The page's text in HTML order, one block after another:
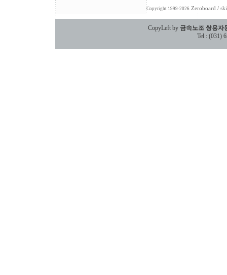
Copyright 1999-2026 Zeroboard /
CopyLeft by 금속노조 쌍용자
Tel : (031)